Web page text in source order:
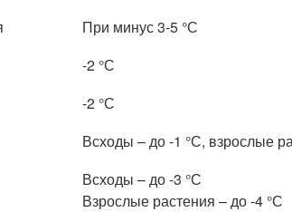
При минус 3-5 °С
-2 °С
-2 °С
Всходы – до -1 °С, взрослые
Всходы – до -3 °С
Взрослые растения – до -4 °С